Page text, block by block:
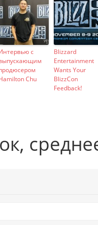
с
Chu
Blizzard
Entertainment
Wants Your
BlizzCon
Feedback!